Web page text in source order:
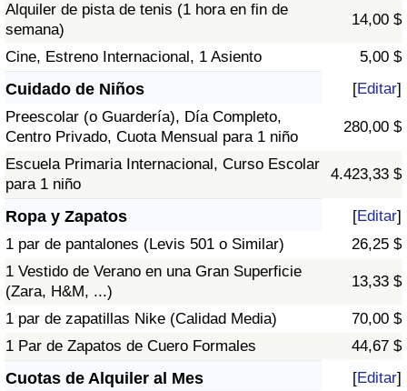
Alquiler de pista de tenis (1 hora en fin de
semana)
14,00 $
Cine, Estreno Internacional, 1 Asiento 5,00 $
Cuidado de Niños [Editar]
Preescolar (o Guardería), Día Completo,
Centro Privado, Cuota Mensual para 1 niño
280,00 $
Escuela Primaria Internacional, Curso Escolar
para 1 niño
4.423,33 $
Ropa y Zapatos [Editar]
1 par de pantalones (Levis 501 o Similar)
26,25 $
1 Vestido de Verano en una Gran Superficie
(Zara, H&M, ...)
13,33 $
1 par de zapatillas Nike (Calidad Media)
70,00 $
1 Par de Zapatos de Cuero Formales
44,67 $
Cuotas de Alquiler al Mes [Editar]